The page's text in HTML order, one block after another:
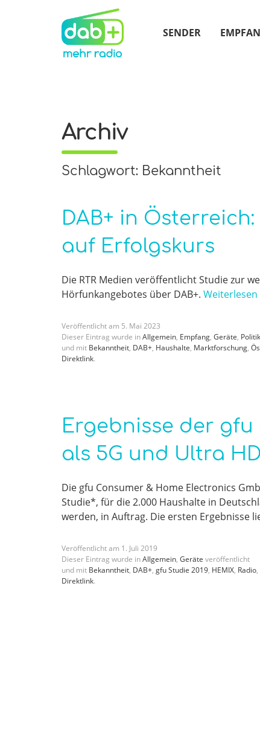
SENDER
Archiv
Schlagwort: Bekanntheit
DAB+ in
auf Erfolgskurs
Die RTR Medien veröffentlicht Studie zur
Hörfunkangebotes über DAB+. Weiterlesen
Veröffentlicht am 5. Mai 2023
Dieser Eintrag wurde inAllgemein, Empfang, Geräte, Politik
und mit Bekanntheit, DAB+, Haushalte, Marktforschung,
Direktlink.
Ergebnisse der gfu
als 5G und Ultra HD
Die gfu Consumer & Home Electronics
Studie*, für die 2.000 Haushalte in
werden, in Auftrag. Die ersten Ergebnisse
Veröffentlicht am 1 . Juli 2019
Dieser Eintrag wurde inAllgemein, Geräte veröffentlicht
und mit Bekanntheit, DAB+, gfu Studie 2019, HEMIX, Radio,
Direktlink.